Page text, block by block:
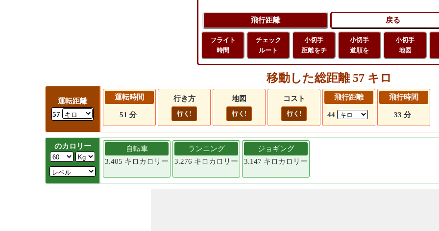
フライト
時間
チェック
ルート
小切手
距離をチ
小切手
道順を
小切手
地図
移動した総距離 57 キロ
運転距離
57
運転時間
51 分
行き方
行く!
地図
行く!
コスト
行く!
飛行距離
44
飛行時間
33 分
のカロリー
自転車
3.405 キロカロリー
ランニング
3.276 キロカロリー
ジョギング
3.147 キロカロリー